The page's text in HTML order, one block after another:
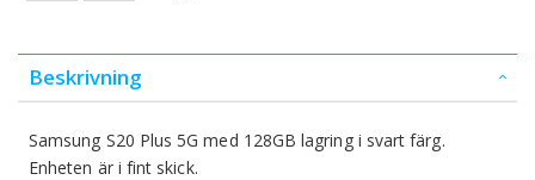
Beskrivning
Samsung S20 Plus 5G med 128GB lagring i svart färg.
Enheten är i fint skick.